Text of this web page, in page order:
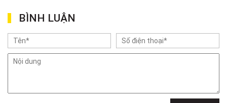
BÌNH LUẬN